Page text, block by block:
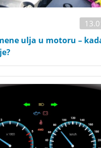
ulja u motoru –